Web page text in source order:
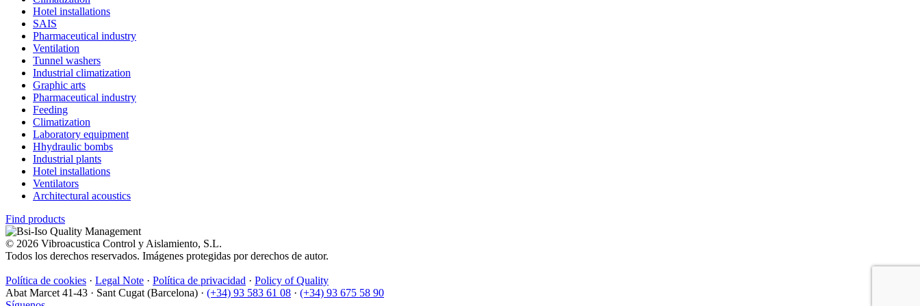
Hotel installations
SAIS
Pharmaceutical industry
Ventilation
Tunnel washers
Industrial climatization
Graphic arts
Pharmaceutical industry
Feeding
Climatization
Laboratory equipment
Hhydraulic bombs
Industrial plants
Hotel installations
Ventilators
Architectural acoustics
Find products
© 2026 Vibroacustica Control y Aislamiento, S.L.
Todos los derechos reservados. Imágenes protegidas por derechos de autor.
Política de cookies · Legal Note · Política de privacidad · Policy of Quality
Abat Marcet 41-43 · Sant Cugat (Barcelona) · (+34) 93 583 61 08 · (+34) 93 675 58 90